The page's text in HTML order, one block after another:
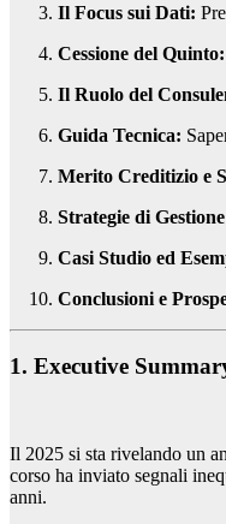
Il Focus sui Dati:
Cessione del Quinto:
Il Ruolo del
Guida Tecnica:
Merito Creditizio e
Strategie di
Casi Studio ed
Conclusioni e
1. Executive
Il 2025 si sta rivelando un
corso ha inviato segnali
anni.